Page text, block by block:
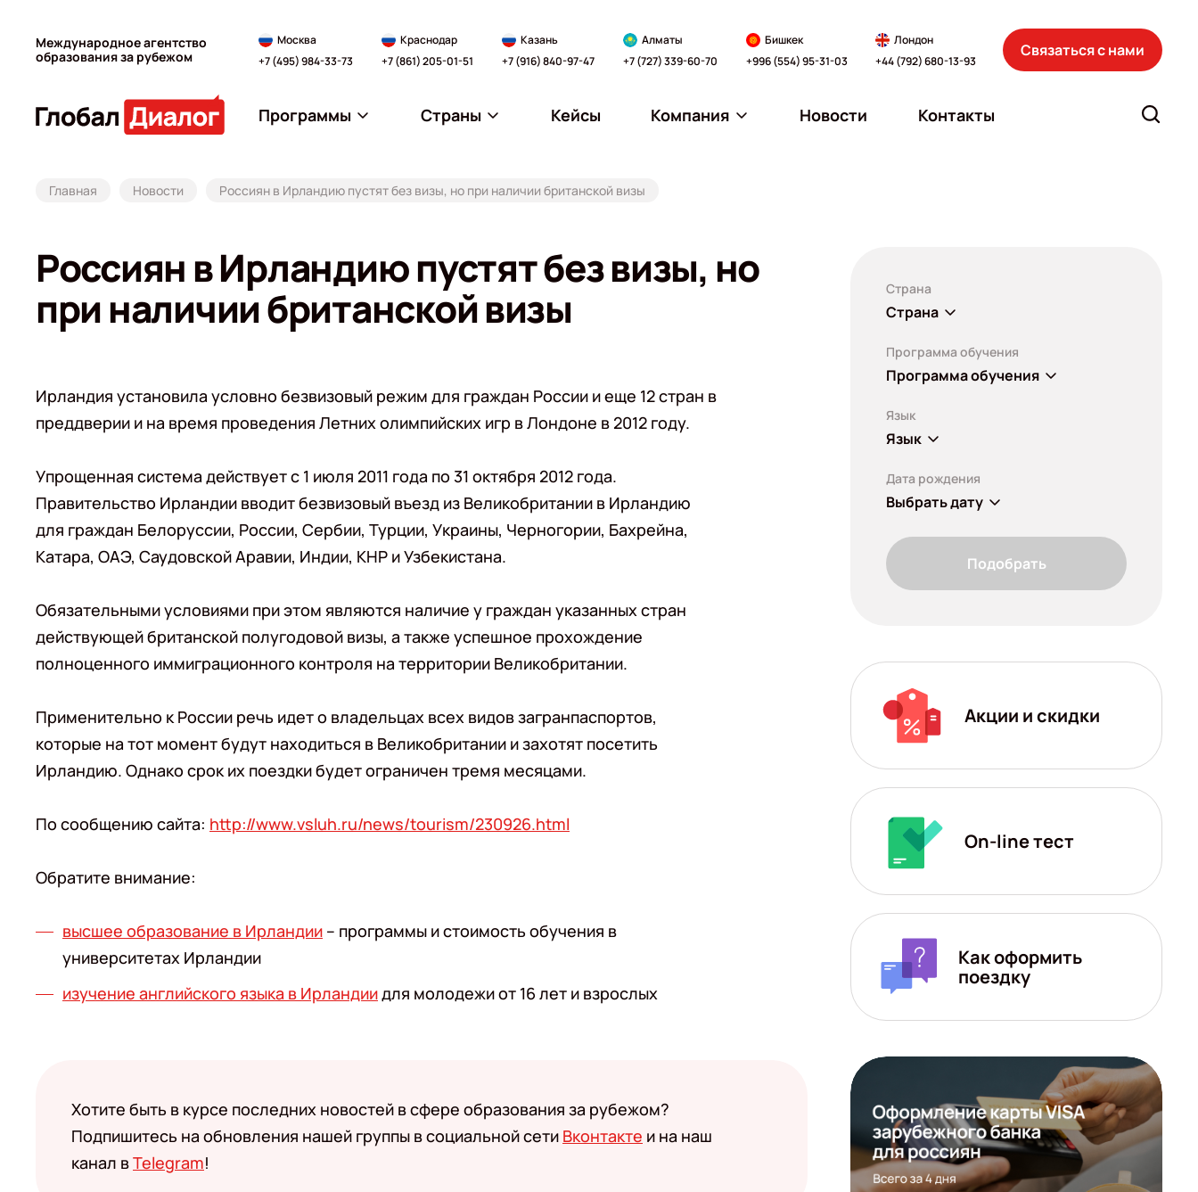
Международное агентство
образования за рубежом
Москва
+7 (495) 984-33-73
Краснодар
+7 (861) 205-01-51
Казань
+7 (916) 840-97-47
Алматы
+7 (727) 339-60-70
Бишкек
+996 (554) 95-31-03
Лондон
+44 (792) 680-13-93
Связаться с нами
Программы Страны Кейсы Компания Новости Контакты
Главная Новости Россиян в Ирландию пустят без визы, но при наличии британской визы
Россиян в Ирландию пустят без визы, но
при наличии британской визы
Ирландия установила условно безвизовый режим для граждан России и еще 12 стран в
преддверии и на время проведения Летних олимпийских игр в Лондоне в 2012 году.
Упрощенная система действует с 1 июля 2011 года по 31 октября 2012 года.
Правительство Ирландии вводит безвизовый въезд из Великобритании в Ирландию
для граждан Белоруссии, России, Сербии, Турции, Украины, Черногории, Бахрейна,
Катара, ОАЭ, Саудовской Аравии, Индии, КНР и Узбекистана.
Обязательными условиями при этом являются наличие у граждан указанных стран
действующей британской полугодовой визы, а также успешное прохождение
полноценного иммиграционного контроля на территории Великобритании.
Применительно к России речь идет о владельцах всех видов загранпаспортов,
которые на тот момент будут находиться в Великобритании и захотят посетить
Ирландию. Однако срок их поездки будет ограничен тремя месяцами.
По сообщению сайта: http://www.vsluh.ru/news/tourism/230926.html
Обратите внимание:
высшее образование в Ирландии – программы и стоимость обучения в
университетах Ирландии
изучение английского языка в Ирландиидля молодежи от 16 лет и взрослых
Хотите быть в курсе последних новостей в сфере образования за рубежом?
Подпишитесь на обновления нашей группы в социальной сети Вконтакте и на наш
канал вTelegram!
Страна
Страна
Программа обучения
Программа обучения
Язык
Язык
Дата рождения
Выбрать дату
Подобрать
Акции и скидки
On-line тест
Как оформить
поездку